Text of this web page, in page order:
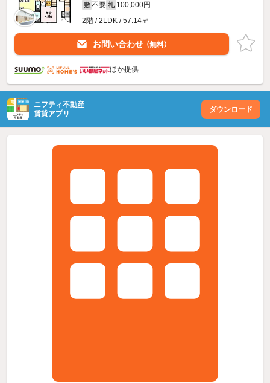
敷 不要 礼 100,000円
2階 / 2LDK / 57.14㎡
お問い合わせ （無料）
ほか提供
ニフティ不動産
賃貸アプリ
ダウンロード